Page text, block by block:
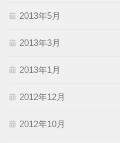
2013年5月
2013年3月
2013年1月
2012年12月
2012年10月